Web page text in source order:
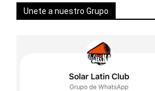
Unete a nuestro Grupo